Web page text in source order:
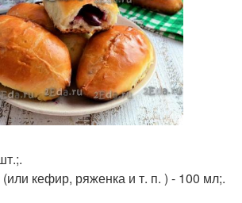
кефир, ряженка и т. п. ) - 100 мл;.